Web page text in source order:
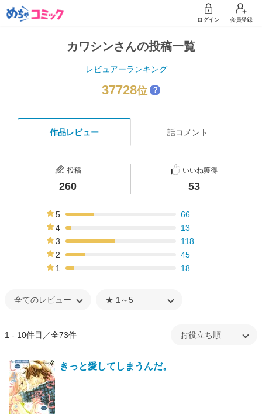
ログイン 会員登録
カワシンさんの投稿一覧
レビュアーランキング
37728位 ？
作品レビュー 話コメント
投稿
260
いいね獲得
53
5
66
4
13
3
118
2
45
1
18
1 - 10件目／全73件
きっと愛してしまうんだ。